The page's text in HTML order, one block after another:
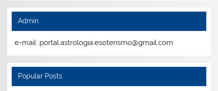
Admin
e-mail: portal.astrologia.esoterismo@gmail.com
Popular Posts